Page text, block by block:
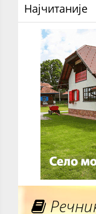
Најчитаније